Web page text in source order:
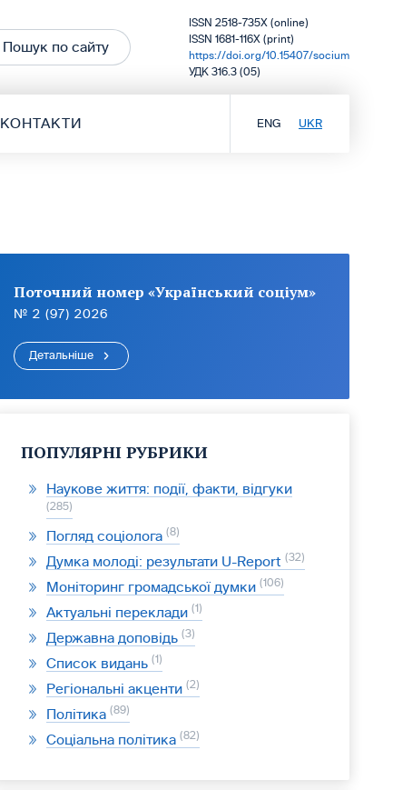
Пошук по сайту
ISSN 2518-735X (online)
ISSN 1681-116X (print)
https://doi.org/10.15407/socium
УДК 316.3 (05)
КОНТАКТИ ENG UKR
Поточний номер «Український соціум»
№ 2 (97) 2026
Детальніше
ПОПУЛЯРНІ РУБРИКИ
Наукове життя: події, факти, відгуки
285
Погляд соціолога 8
Думка молоді: результати U-Report 32
Моніторинг громадської думки 106
Актуальні переклади 1
Державна доповідь 3
Список видань 1
Регіональні акценти 2
Політика 89
Соціальна політика 82